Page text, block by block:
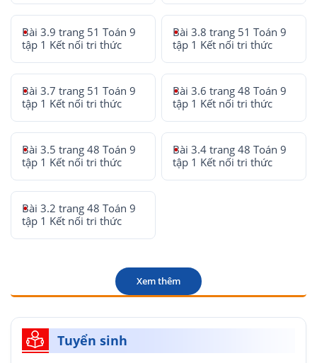
Bài 3.9 trang 51 Toán 9
tập 1 Kết nối tri thức
Bài 3.8 trang 51 Toán 9
tập 1 Kết nối tri thức
Bài 3.7 trang 51 Toán 9
tập 1 Kết nối tri thức
Bài 3.6 trang 48 Toán 9
tập 1 Kết nối tri thức
Bài 3.5 trang 48 Toán 9
tập 1 Kết nối tri thức
Bài 3.4 trang 48 Toán 9
tập 1 Kết nối tri thức
Bài 3.2 trang 48 Toán 9
tập 1 Kết nối tri thức
Xem thêm
Tuyển sinh